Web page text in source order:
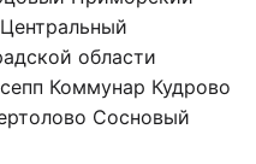
Центральный
области
Коммунар Кудрово
Сосновый